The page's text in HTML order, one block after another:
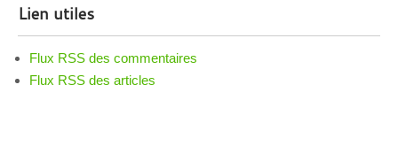
Lien utiles
Flux RSS des commentaires
Flux RSS des articles